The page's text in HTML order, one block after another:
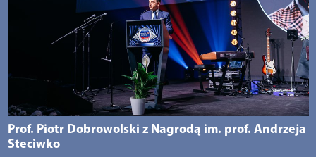
Prof. Piotr Dobrowolski z Nagrodą im. prof. Andrzeja
Steciwko